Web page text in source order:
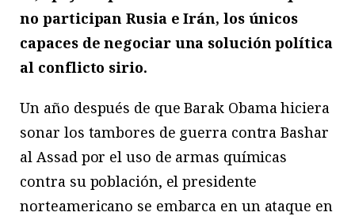
no participan Rusia e Irán, los únicos
capaces de negociar una solución política
al conflicto sirio.
Un año después de que Barak Obama hiciera
sonar los tambores de guerra contra Bashar
al Assad por el uso de armas químicas
contra su población, el presidente
norteamericano se embarca en un ataque en